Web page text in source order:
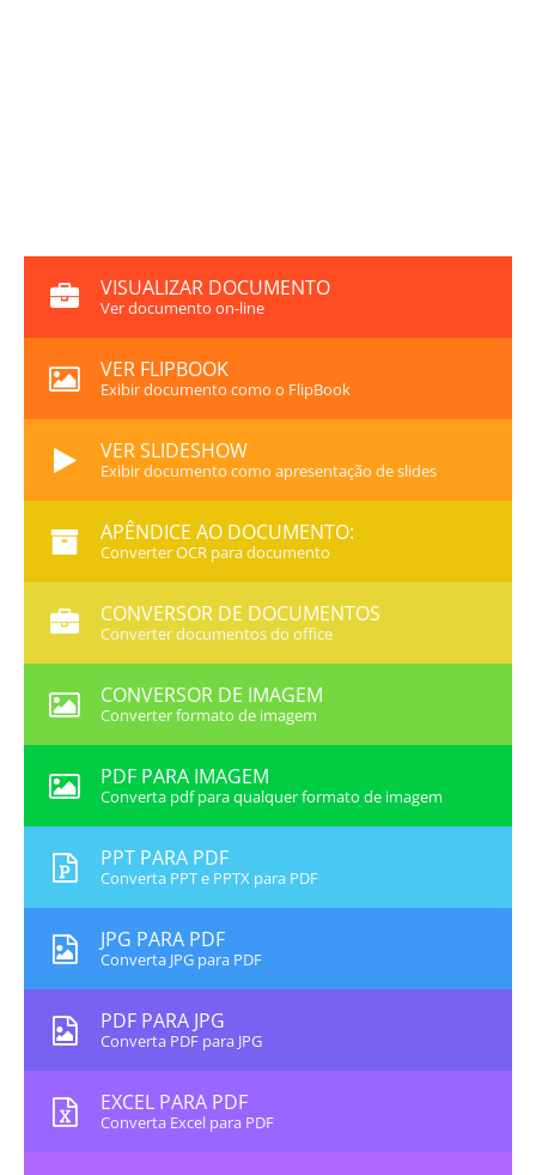
VISUALIZAR DOCUMENTO
Ver documento on-line
VER FLIPBOOK
Exibir documento como o FlipBook
VER SLIDESHOW
Exibir documento como apresentação de slides
APÊNDICE AO DOCUMENTO:
Converter OCR para documento
CONVERSOR DE DOCUMENTOS
Converter documentos do office
CONVERSOR DE IMAGEM
Converter formato de imagem
PDF PARA IMAGEM
Converta pdf para qualquer formato de imagem
PPT PARA PDF
Converta PPT e PPTX para PDF
JPG PARA PDF
Converta JPG para PDF
PDF PARA JPG
Converta PDF para JPG
EXCEL PARA PDF
Converta Excel para PDF